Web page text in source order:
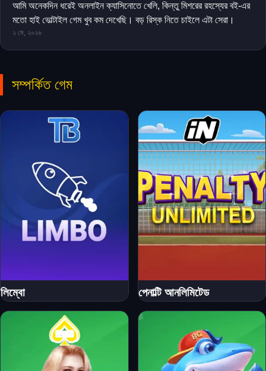
আমি অনেকদিন ধরেই অনলাইন ক্যাসিনোতে খেলি, কিন্তু মিশরের রহস্যের বই-এর
মতো হাই ভোল্টাইল গেম খুব কম দেখেছি। বড় রিস্ক নিতে চাইলে এটা সেরা।
২ মে, ২০২৬
সম্পর্কিত গেম
লিম্বো পেনাল্টি আনলিমিটেড